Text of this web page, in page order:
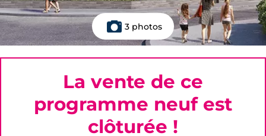
3 photos
La vente de ce
programme neuf est
clôturée !